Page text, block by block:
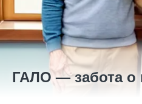
ГАЛО — забота о